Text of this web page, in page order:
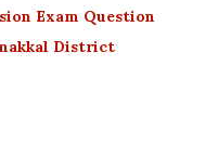
Exam Question
District